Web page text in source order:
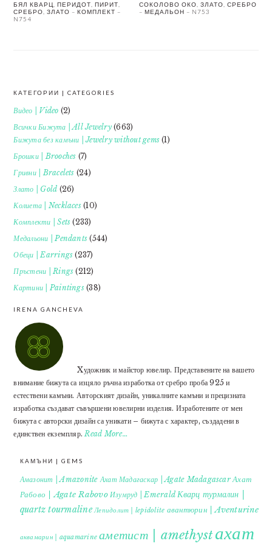
БЯЛ КВАРЦ, ПЕРИДОТ, ПИРИТ,
СРЕБРО, ЗЛАТО – КОМПЛЕКТ –
N754
СОКОЛОВО ОКО, ЗЛАТО, СРЕБРО
– МЕДАЛЬОН – N753
FOOTER
КАТЕГОРИИ | CATEGORIES
Видео | Video (2)
Всички Бижута | All Jewelry(663)
Бижута без камъни | Jewelry without gems (1)
Брошки | Brooches (7)
Гривни | Bracelets (24)
Злато | Gold (26)
Колиета | Necklaces(10)
Комплекти | Sets (233)
Медальони | Pendants (544)
Обеци | Earrings (237)
Пръстени | Rings (212)
Картини | Paintings(38)
IRENA GANCHEVA
Xудожник и майстор ювелир. Представените на вашето
внимание бижута са изцяло ръчна изработка от сребро проба 925 и
естествени камъни. Авторският дизайн, уникалните камъни и прецизната
изработка създават съвършени ювелирни изделия. Изработените от мен
бижута с авторски дизайн са уникати – бижута с характер, създадени в
единствен екземпляр.Read More…
КАМЪНИ | GEMS
Амазонит | Amazonite Ахат Мадагаскар | Agate Madagascar Ахат
Рабово | Agate Rabovo Изумруд | Emerald Кварц турмалин |
quartz tourmaline Лепидолит | lepidolite авантюрин | Aventurine
аквамарин | aquamarine аметист | amethystахат